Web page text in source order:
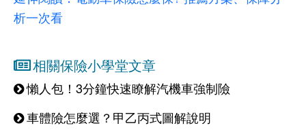
析一次看
相關保險小學堂文章
懶人包！3分鐘快速瞭解汽機車強制險
車體險怎麼選？甲乙丙式圖解說明